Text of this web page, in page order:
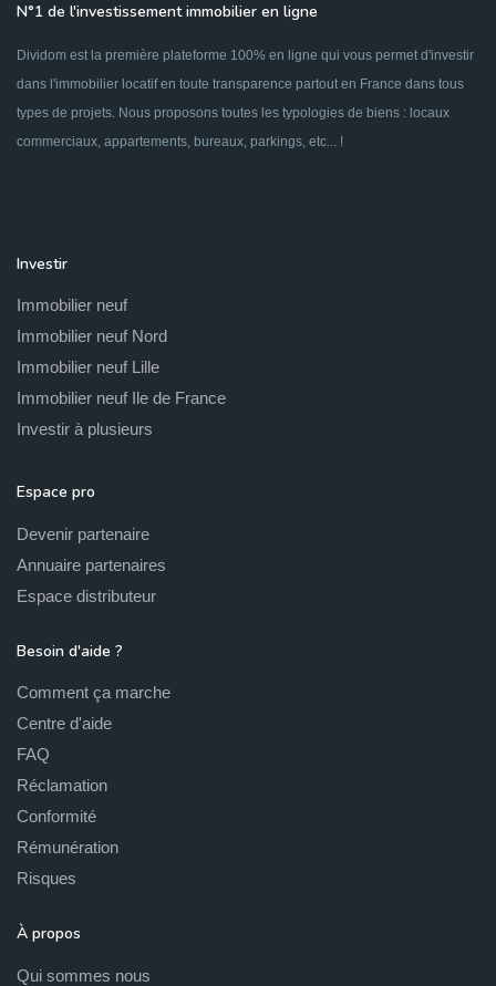
N°1 de l'investissement immobilier en ligne
Dividom est la première plateforme 100% en ligne qui vous permet d'investir
dans l'immobilier locatif en toute transparence partout en France dans tous
types de projets. Nous proposons toutes les typologies de biens : locaux
commerciaux, appartements, bureaux, parkings, etc... !
Investir
Immobilier neuf
Immobilier neuf Nord
Immobilier neuf Lille
Immobilier neuf Ile de France
Investir à plusieurs
Espace pro
Devenir partenaire
Annuaire partenaires
Espace distributeur
Besoin d'aide ?
Comment ça marche
Centre d'aide
FAQ
Réclamation
Conformité
Rémunération
Risques
À propos
Qui sommes nous